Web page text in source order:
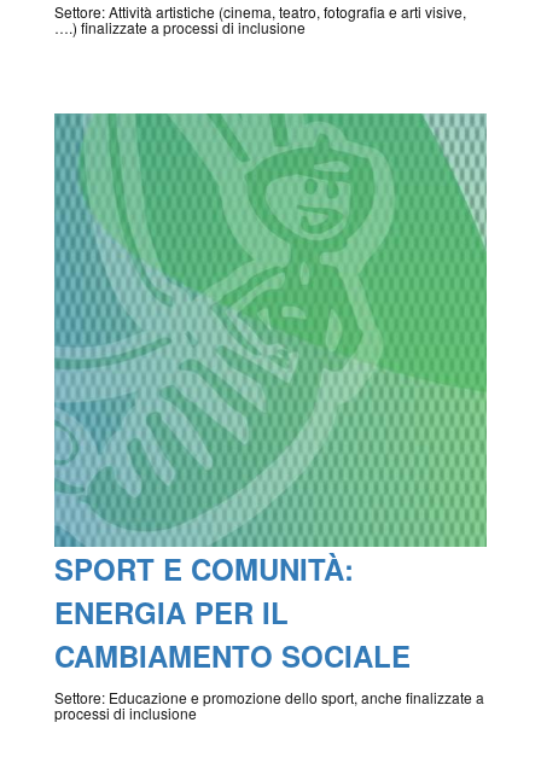
Settore: Attività artistiche (cinema, teatro, fotografia e arti visive,
….) finalizzate a processi di inclusione
SPORT E COMUNITÀ:
ENERGIA PER IL
CAMBIAMENTO SOCIALE
Settore: Educazione e promozione dello sport, anche finalizzate a
processi di inclusione